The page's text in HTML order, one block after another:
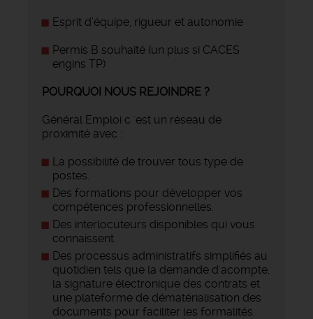
Esprit d’équipe, rigueur et autonomie
Permis B souhaité (un plus si CACES
engins TP)
POURQUOI NOUS REJOINDRE ?
Général Emploi c 'est un réseau de
proximité avec :
La possibilité de trouver tous type de
postes.
Des formations pour développer vos
compétences professionnelles.
Des interlocuteurs disponibles qui vous
connaissent.
Des processus administratifs simplifiés au
quotidien tels que la demande d'acompte,
la signature électronique des contrats et
une plateforme de dématérialisation des
documents pour faciliter les formalités.